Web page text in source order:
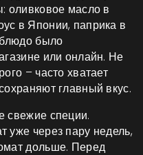
оливковое масло в
в Японии, паприка в
было
или онлайн. Не
– часто хватает
главный вкус.
свежие специи.
уже через пару недель,
дольше. Перед